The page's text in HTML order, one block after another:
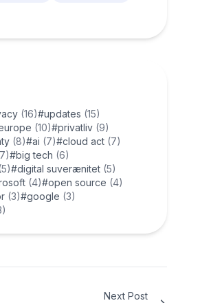
(16)#updates (15)
(10)#privatliv (9)
(8)#ai (7)#cloud act (7)
#big tech (6)
#digital suverænitet (5)
(4)#open source (4)
(3)#google (3)
Next Post